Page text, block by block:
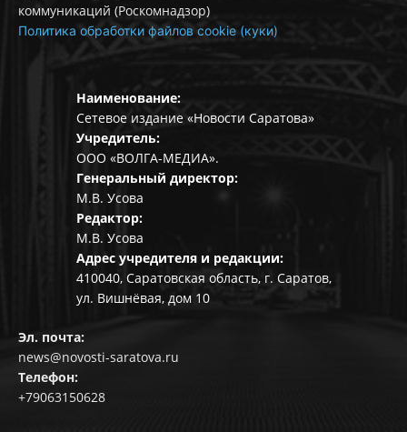
коммуникаций (Роскомнадзор)
Политика обработки файлов cookie (куки)
Наименование:
Сетевое издание «Новости Саратова»
Учредитель:
ООО «ВОЛГА-МЕДИА».
Генеральный директор:
М.В. Усова
Редактор:
М.В. Усова
Адрес учредителя и редакции:
410040, Саратовская область, г. Саратов,
ул. Вишнёвая, дом 10
Эл. почта:
news@novosti-saratova.ru
Телефон:
+79063150628